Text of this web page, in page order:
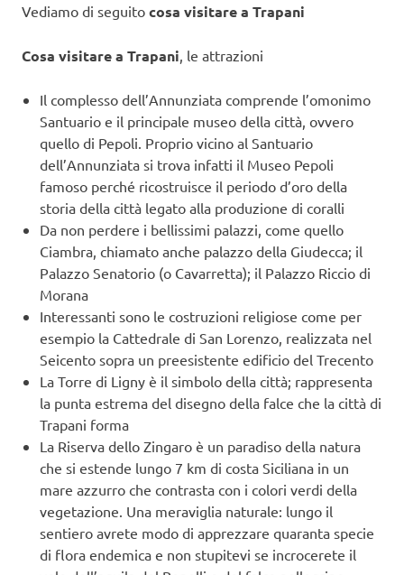
Vediamo di seguito cosa visitare a Trapani
Cosa visitare a Trapani , le attrazioni
Il complesso dell’Annunziata comprende l’omonimo
Santuario e il principale museo della città, ovvero
quello di Pepoli. Proprio vicino al Santuario
dell’Annunziata si trova infatti il Museo Pepoli
famoso perché ricostruisce il periodo d’oro della
storia della città legato alla produzione di coralli
Da non perdere i bellissimi palazzi, come quello
Ciambra, chiamato anche palazzo della Giudecca; il
Palazzo Senatorio (o Cavarretta); il Palazzo Riccio di
Morana
Interessanti sono le costruzioni religiose come per
esempio la Cattedrale di San Lorenzo, realizzata nel
Seicento sopra un preesistente edificio del Trecento
La Torre di Ligny è il simbolo della città; rappresenta
la punta estrema del disegno della falce che la città di
Trapani forma
La Riserva dello Zingaro è un paradiso della natura
che si estende lungo 7 km di costa Siciliana in un
mare azzurro che contrasta con i colori verdi della
vegetazione. Una meraviglia naturale: lungo il
sentiero avrete modo di apprezzare quaranta specie
di flora endemica e non stupitevi se incrocerete il